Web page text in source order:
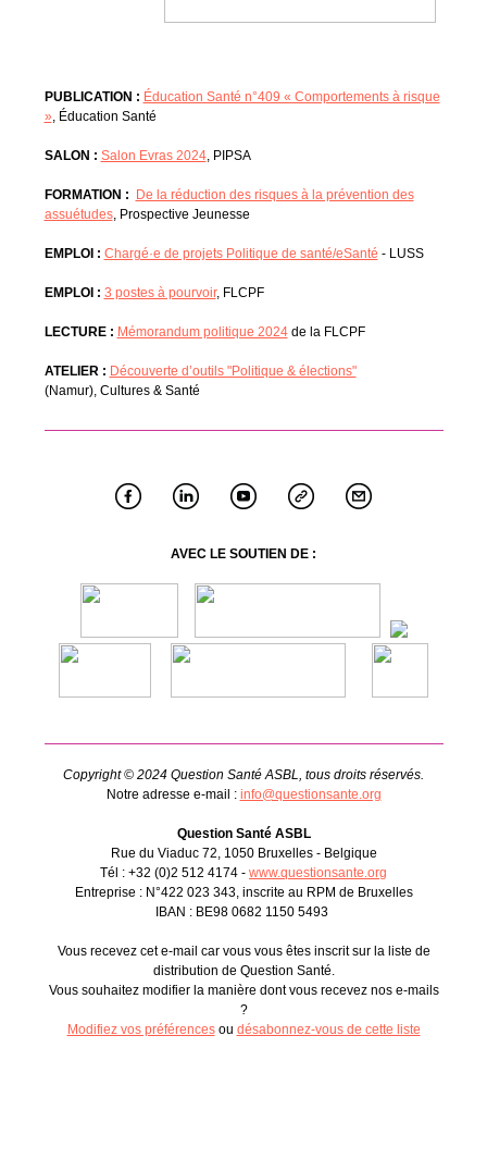
PUBLICATION : Éducation Santé n°409 « Comportements à risque
», Éducation Santé
SALON : Salon Evras 2024, PIPSA
FORMATION :
De la réduction des risques à la prévention des
assuétudes, Prospective Jeunesse
EMPLOI : Chargé·e de projets Politique de santé/eSanté - LUSS
EMPLOI : 3 postes à pourvoir, FLCPF
LECTURE : Mémorandum politique 2024de la FLCPF
ATELIER : Découverte d’outils "Politique & élections"
(Namur), Cultures & Santé
AVEC LE SOUTIEN DE :
Copyright © 2024 Question Santé ASBL, tous droits réservés.
Notre adresse e-mail : info@questionsante.org
Question Santé ASBL
Rue du Viaduc 72, 1050 Bruxelles - Belgique
Tél : +32 (0)2 512 4174 - www.questionsante.org
Entreprise : N°422 023 343, inscrite au RPM de Bruxelles
IBAN : BE98 0682 1150 5493
Vous recevez cet e-mail car vous vous êtes inscrit sur la liste de
distribution de Question Santé.
Vous souhaitez modifier la manière dont vous recevez nos e-mails
?
Modifiez vos préférencesou désabonnez-vous de cette liste